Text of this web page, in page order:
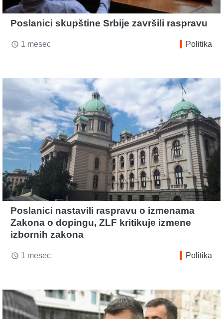
Poslanici skupštine Srbije završili raspravu
access_time 1 mesec Politika
Poslanici nastavili raspravu o izmenama
Zakona o dopingu, ZLF kritikuje izmene
izbornih zakona
access_time 1 mesec Politika